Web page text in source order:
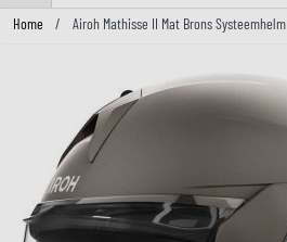
Ga naar de inhoud
Home / Airoh Mathisse II Mat Brons Systeemhelm